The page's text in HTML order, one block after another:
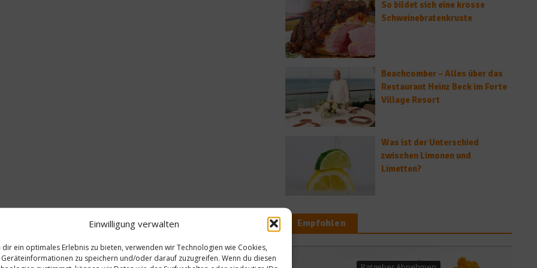
Einwilligung verwalten
dir ein optimales Erlebnis zu bieten, verwenden wir Technologien wie Cookies,
Geräteinformationen zu speichern und/oder darauf zuzugreifen. Wenn du diesen
So bildet sich eine krosse
Schweinebratenkruste
Beachcomber – Alles über das
Restaurant Heinz Beck im Forte
Village Resort
Was ist der Unterschied
zwischen Limonen und
Limetten?
Empfohlen